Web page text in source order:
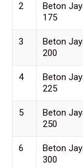
2
Beton
175
3
Beton
200
4
Beton
225
5
Beton
250
6
Beton
300